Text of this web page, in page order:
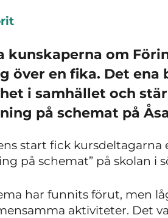
kunskaperna om
över en fika. Det ena
i samhället och
på schemat på
start fick kursdeltagarna
på schemat” på skolan i
har funnits förut, men
aktiviteter. Det